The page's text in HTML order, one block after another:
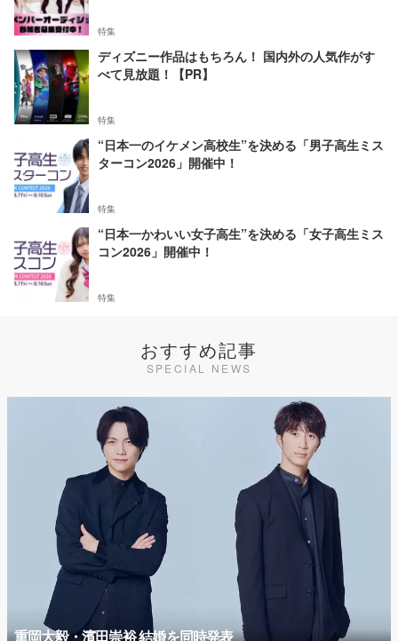
特集
ディズニー作品はもちろん！ 国内外の人気作がす
べて見放題！【PR】
特集
“日本一のイケメン高校生”を決める「男子高生ミス
ターコン2026」開催中！
特集
“日本一かわいい女子高生”を決める「女子高生ミス
コン2026」開催中！
特集
おすすめ記事
SPECIAL NEWS
重岡大毅・濱田崇裕 結婚を同時発表